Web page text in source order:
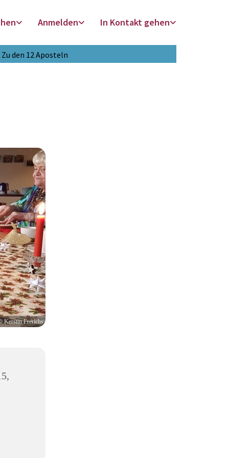
Anmelden In Kontakt gehen
Zu den 12 Aposteln
Kerstin Frerichs